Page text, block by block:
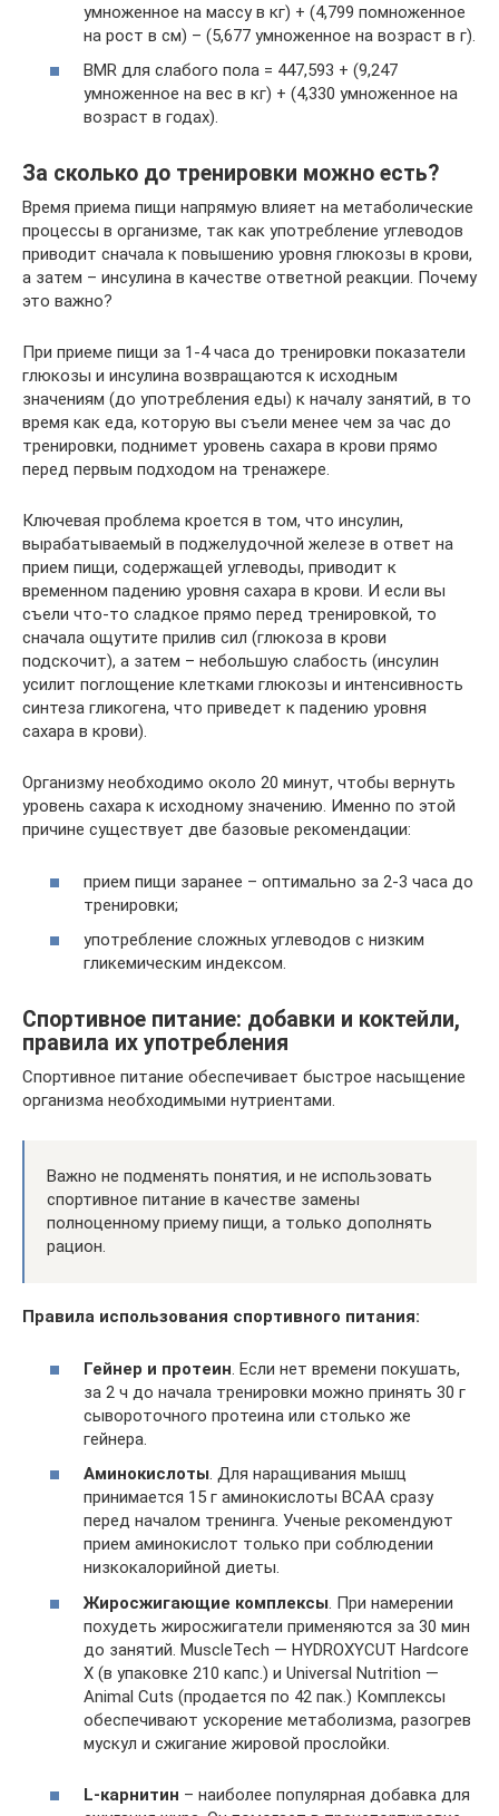
умноженное на массу в кг) + (4,799 помноженное
на рост в см) – (5,677 умноженное на возраст в г).
BMR для слабого пола = 447,593 + (9,247
умноженное на вес в кг) + (4,330 умноженное на
возраст в годах).
За сколько до тренировки можно есть?
Время приема пищи напрямую влияет на метаболические
процессы в организме, так как употребление углеводов
приводит сначала к повышению уровня глюкозы в крови,
а затем – инсулина в качестве ответной реакции. Почему
это важно?
При приеме пищи за 1-4 часа до тренировки показатели
глюкозы и инсулина возвращаются к исходным
значениям (до употребления еды) к началу занятий, в то
время как еда, которую вы съели менее чем за час до
тренировки, поднимет уровень сахара в крови прямо
перед первым подходом на тренажере.
Ключевая проблема кроется в том, что инсулин,
вырабатываемый в поджелудочной железе в ответ на
прием пищи, содержащей углеводы, приводит к
временном падению уровня сахара в крови. И если вы
съели что-то сладкое прямо перед тренировкой, то
сначала ощутите прилив сил (глюкоза в крови
подскочит), а затем – небольшую слабость (инсулин
усилит поглощение клетками глюкозы и интенсивность
синтеза гликогена, что приведет к падению уровня
сахара в крови).
Организму необходимо около 20 минут, чтобы вернуть
уровень сахара к исходному значению. Именно по этой
причине существует две базовые рекомендации:
прием пищи заранее – оптимально за 2-3 часа до
тренировки;
употребление сложных углеводов с низким
гликемическим индексом.
Спортивное питание: добавки и коктейли,
правила их употребления
Спортивное питание обеспечивает быстрое насыщение
организма необходимыми нутриентами.
Важно не подменять понятия, и не использовать
спортивное питание в качестве замены
полноценному приему пищи, а только дополнять
рацион.
Правила использования спортивного питания:
Гейнер и протеин . Если нет времени покушать,
за 2 ч до начала тренировки можно принять 30 г
сывороточного протеина или столько же
гейнера.
Аминокислоты. Для наращивания мышц
принимается 15 г аминокислоты ВСАА сразу
перед началом тренинга. Ученые рекомендуют
прием аминокислот только при соблюдении
низкокалорийной диеты.
Жиросжигающие комплексы . При намерении
похудеть жиросжигатели применяются за 30 мин
до занятий. MuscleTech — HYDROXYCUT Hardcore
X (в упаковке 210 капс.) и Universal Nutrition —
Animal Cuts (продается по 42 пак.) Комплексы
обеспечивают ускорение метаболизма, разогрев
мускул и сжигание жировой прослойки.
L-карнитин – наиболее популярная добавка для